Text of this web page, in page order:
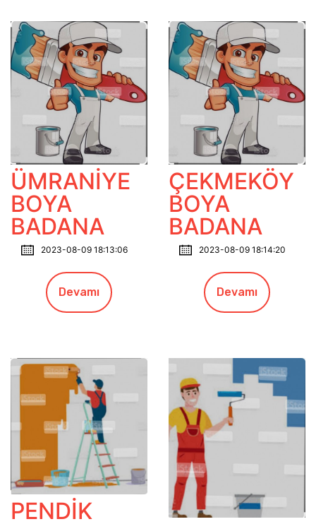
ÜMRANİYE
BOYA
BADANA
2023-08-09 18:13:06
Devamı
ÇEKMEKÖY
BOYA
BADANA
2023-08-09 18:14:20
Devamı
PENDİK